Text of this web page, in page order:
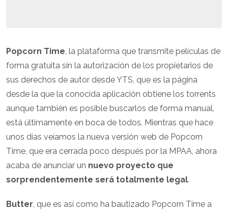
Popcorn Time, la plataforma que transmite películas de
forma gratuita sin la autorización de los propietarios de
sus derechos de autor desde YTS, que es la página
desde la que la conocida aplicación obtiene los torrents
aunque también es posible buscarlos de forma manual,
está últimamente en boca de todos. Mientras que hace
unos días veíamos la nueva versión web de Popcorn
Time, que era cerrada poco después por la MPAA, ahora
acaba de anunciar un nuevo proyecto que
sorprendentemente será totalmente legal.
Butter, que es así como ha bautizado Popcorn Time a